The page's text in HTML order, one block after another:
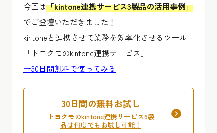
今回は「kintone連携サービス3製品の活用事例」
でご登壇いただきました！
kintoneと連携させて業務を効率化させるツール
「トヨクモのkintone連携サービス」
→30日間無料で使ってみる
30日間の無料お試し
トヨクモのkintone連携サービス6製
品は何度でもお試し可能！